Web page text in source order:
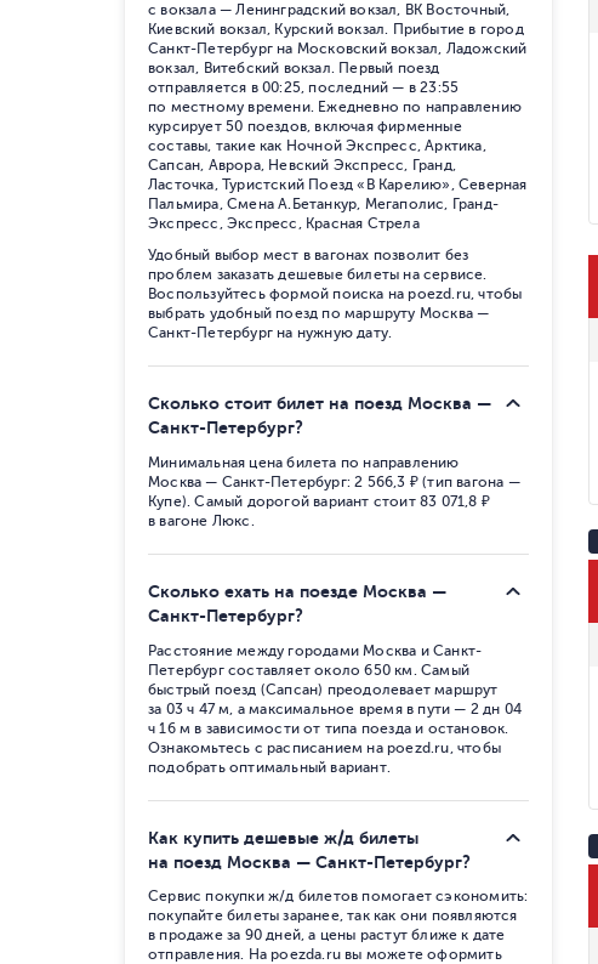
с вокзала — Ленинградский вокзал, ВК Восточный,
Киевский вокзал, Курский вокзал. Прибытие в город
Санкт-Петербург на Московский вокзал, Ладожский
вокзал, Витебский вокзал. Первый поезд
отправляется в 00:25, последний — в 23:55
по местному времени. Ежедневно по направлению
курсирует 50 поездов, включая фирменные
составы, такие как Ночной Экспресс, Арктика,
Сапсан, Аврора, Невский Экспресс, Гранд,
Ласточка, Туристский Поезд «В Карелию», Северная
Пальмира, Смена А.Бетанкур, Мегаполис, Гранд-
Экспресс, Экспресс, Красная Стрела
Удобный выбор мест в вагонах позволит без
проблем заказать дешевые билеты на сервисе.
Воспользуйтесь формой поиска на poezd.ru, чтобы
выбрать удобный поезд по маршруту Москва —
Санкт-Петербург на нужную дату.
Сколько стоит билет на поезд Москва —
Санкт-Петербург?
Минимальная цена билета по направлению
Москва — Санкт-Петербург: 2 566,3 ₽ (тип вагона —
Купе). Самый дорогой вариант стоит 83 071,8 ₽
в вагоне Люкс.
Сколько ехать на поезде Москва —
Санкт-Петербург?
Расстояние между городами Москва и Санкт-
Петербург составляет около 650 км. Самый
быстрый поезд (Сапсан) преодолевает маршрут
за 03 ч 47 м, а максимальное время в пути — 2 дн 04
ч 16 м в зависимости от типа поезда и остановок.
Ознакомьтесь с расписанием на poezd.ru, чтобы
подобрать оптимальный вариант.
Как купить дешевые ж/д билеты
на поезд Москва — Санкт-Петербург?
Сервис покупки ж/д билетов помогает сэкономить:
покупайте билеты заранее, так как они появляются
в продаже за 90 дней, а цены растут ближе к дате
отправления. На poezda.ru вы можете оформить